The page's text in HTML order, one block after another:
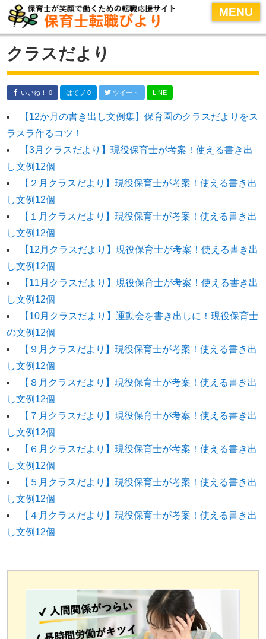
MENU
MENU
HOME
保育士転職のコツ
おすすめ保育士転職サイト
運営者情報
クラスだより
いいね！ 0 はてブ 0 ツイート LINE
【12か月の書き出し文例集】保育園のクラスだよりをス
ラスラ作るコツ！
【3月クラスだより】現役保育士が考案！使える書き出
し文例12個
【２月クラスだより】現役保育士が考案！使える書き出
し文例12個
【１月クラスだより】現役保育士が考案！使える書き出
し文例12個
【12月クラスだより】現役保育士が考案！使える書き出
し文例12個
【11月クラスだより】現役保育士が考案！使える書き出
し文例12個
【10月クラスだより】運動会を書き出しに！現役保育士
の文例12個
【９月クラスだより】現役保育士が考案！使える書き出
し文例12個
【８月クラスだより】現役保育士が考案！使える書き出
し文例12個
【７月クラスだより】現役保育士が考案！使える書き出
し文例12個
【６月クラスだより】現役保育士が考案！使える書き出
し文例12個
【５月クラスだより】現役保育士が考案！使える書き出
し文例12個
【４月クラスだより】現役保育士が考案！使える書き出
し文例12個